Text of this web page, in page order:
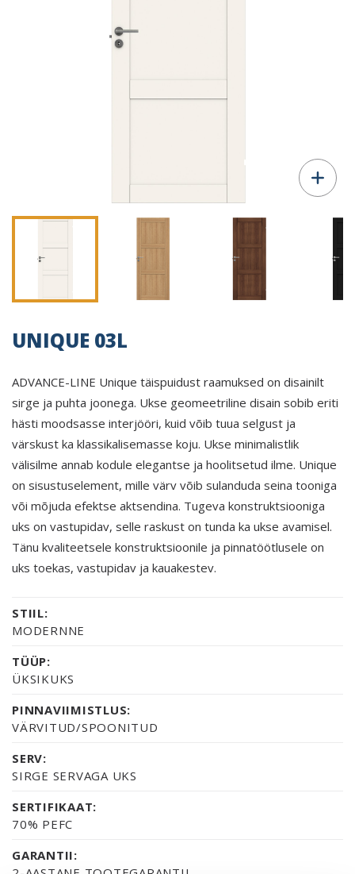
UNIQUE 03L
ADVANCE-LINE Unique täispuidust raamuksed on disainilt
sirge ja puhta joonega. Ukse geomeetriline disain sobib eriti
hästi moodsasse interjööri, kuid võib tuua selgust ja
värskust ka klassikalisemasse koju. Ukse minimalistlik
välisilme annab kodule elegantse ja hoolitsetud ilme. Unique
on sisustuselement, mille värv võib sulanduda seina tooniga
või mõjuda efektse aktsendina. Tugeva konstruktsiooniga
uks on vastupidav, selle raskust on tunda ka ukse avamisel.
Tänu kvaliteetsele konstruktsioonile ja pinnatöötlusele on
uks toekas, vastupidav ja kauakestev.
STIIL:
MODERNNE
TÜÜP:
ÜKSIKUKS
PINNAVIIMISTLUS:
VÄRVITUD/SPOONITUD
SERV:
SIRGE SERVAGA UKS
SERTIFIKAAT:
70% PEFC
GARANTII: